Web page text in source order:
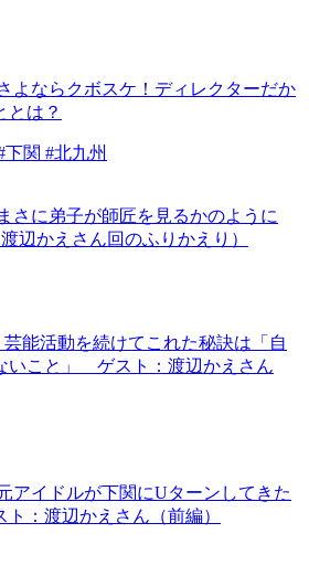
よならクボスケ！ディレクターだか
とは？
関 #北九州
さに弟子が師匠を見るかのように
辺かえさん回のふりかえり）
芸能活動を続けてこれた秘訣は「自
いこと」 ゲスト：渡辺かえさん
アイドルが下関にUターンしてきた
：渡辺かえさん（前編）